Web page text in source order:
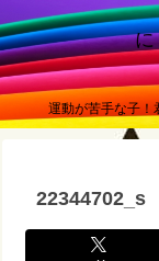
に
運動が苦手な子！
22344702_s